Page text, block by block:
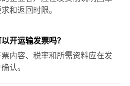
和返回时限。
开运输发票吗？
内容、税率和所需资料应在发
认。